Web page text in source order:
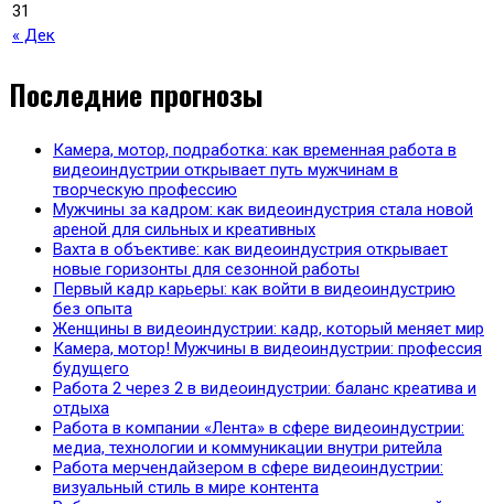
« Дек
31
Последние прогнозы
Камера, мотор, подработка: как временная работа в
видеоиндустрии открывает путь мужчинам в
творческую профессию
Мужчины за кадром: как видеоиндустрия стала новой
ареной для сильных и креативных
Вахта в объективе: как видеоиндустрия открывает
новые горизонты для сезонной работы
Первый кадр карьеры: как войти в видеоиндустрию
без опыта
Женщины в видеоиндустрии: кадр, который меняет мир
Камера, мотор! Мужчины в видеоиндустрии: профессия
будущего
Работа 2 через 2 в видеоиндустрии: баланс креатива и
отдыха
Работа в компании «Лента» в сфере видеоиндустрии:
медиа, технологии и коммуникации внутри ритейла
Работа мерчендайзером в сфере видеоиндустрии:
визуальный стиль в мире контента